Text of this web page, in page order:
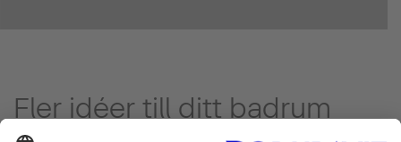
Fler idéer till ditt badrum